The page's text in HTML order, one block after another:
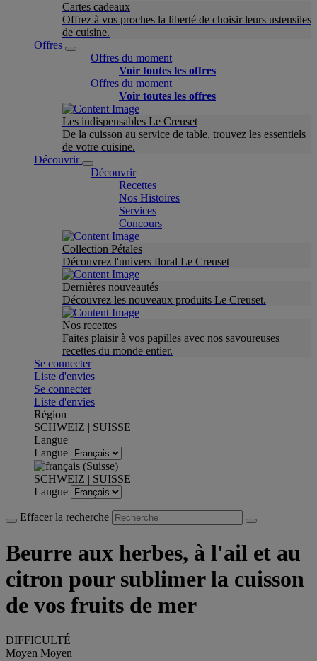
Cartes cadeaux
Offrez à vos proches la liberté de choisir leurs ustensiles
de cuisine.
Offres
Offres du moment
Voir toutes les offres
Offres du moment
Voir toutes les offres
Les indispensables Le Creuset
De la cuisson au service de table, trouvez les essentiels
de votre cuisine.
Découvrir
Découvrir
Recettes
Nos Histoires
Services
Concours
Collection Pétales
Découvrez l'univers floral Le Creuset
Dernières nouveautés
Découvrez les nouveaux produits Le Creuset.
Nos recettes
Faites plaisir à vos papilles avec nos savoureuses
recettes du monde entier.
Se connecter
Liste d'envies
Se connecter
Liste d'envies
Région
SCHWEIZ | SUISSE
Langue
Langue
SCHWEIZ | SUISSE
Langue
Effacer la recherche
Beurre aux herbes, à l'ail et au
citron pour sublimer la cuisson
de vos fruits de mer
DIFFICULTÉ
Moyen Moyen